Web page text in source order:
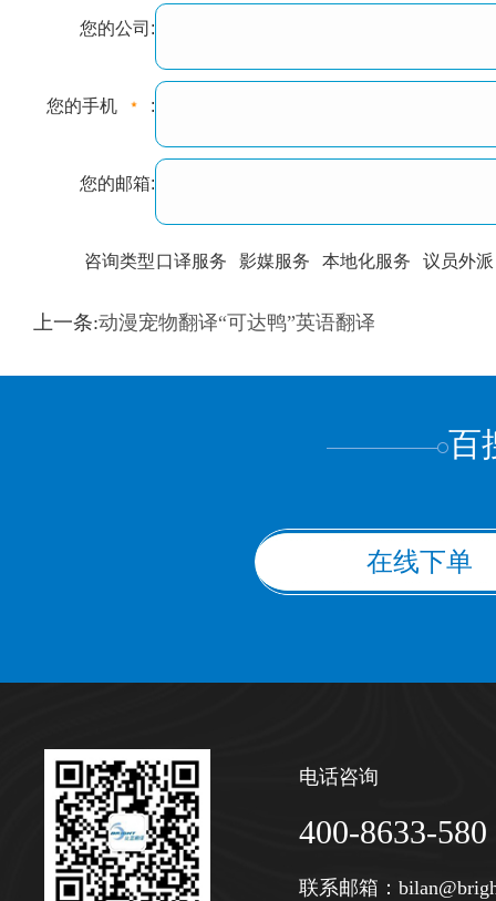
您的公司:
您的手机 :
您的邮箱:
咨询类型口译服务 影媒服务 本地化服务 议员外派
训翻译 标准级 专业级 出版级
上一条:动漫宠物翻译“可达鸭”英语翻译
百
在线下单
电话咨询
400-8633-580
联系邮箱：